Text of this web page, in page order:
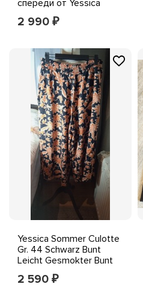
спереди от Yessica
C&A, трикотажный топ
средней плотности
2 990 ₽
Yessica Sommer Culotte
Gr. 44 Schwarz Bunt
Leicht Gesmokter Bunt
Neu Gewaschen
2 590 ₽